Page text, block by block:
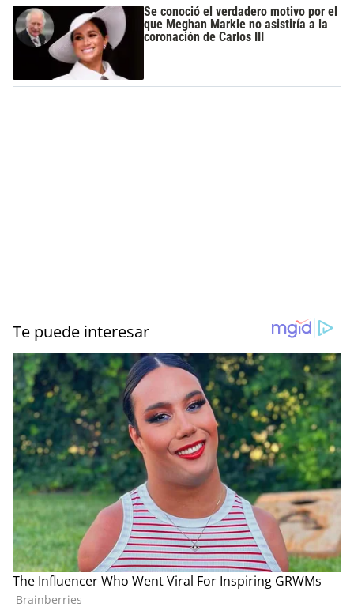
Se conoció el verdadero motivo por el
que Meghan Markle no asistiría a la
coronación de Carlos III